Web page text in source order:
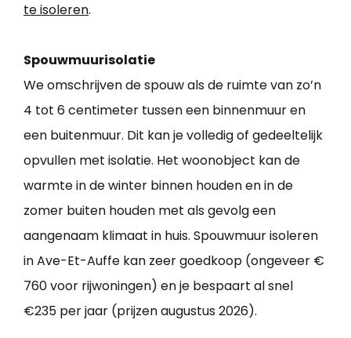
te isoleren.
Spouwmuurisolatie
We omschrijven de spouw als de ruimte van zo’n
4 tot 6 centimeter tussen een binnenmuur en
een buitenmuur. Dit kan je volledig of gedeeltelijk
opvullen met isolatie. Het woonobject kan de
warmte in de winter binnen houden en in de
zomer buiten houden met als gevolg een
aangenaam klimaat in huis. Spouwmuur isoleren
in Ave-Et-Auffe kan zeer goedkoop (ongeveer €
760 voor rijwoningen) en je bespaart al snel
€235 per jaar (prijzen augustus 2026).